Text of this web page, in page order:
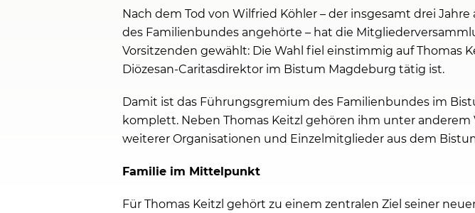
Nach dem Tod von Wilfried Köhler – der insgesamt drei
des Familienbundes angehörte – hat die
Vorsitzenden gewählt: Die Wahl fiel einstimmig auf Thomas
Diözesan-Caritasdirektor im Bistum Magdeburg tätig ist.
Damit ist das Führungsgremium des Familienbundes im
komplett. Neben Thomas Keitzl gehören ihm unter
weiterer Organisationen und Einzelmitglieder aus dem
Familie im Mittelpunkt
Für Thomas Keitzl gehört zu einem zentralen Ziel seiner